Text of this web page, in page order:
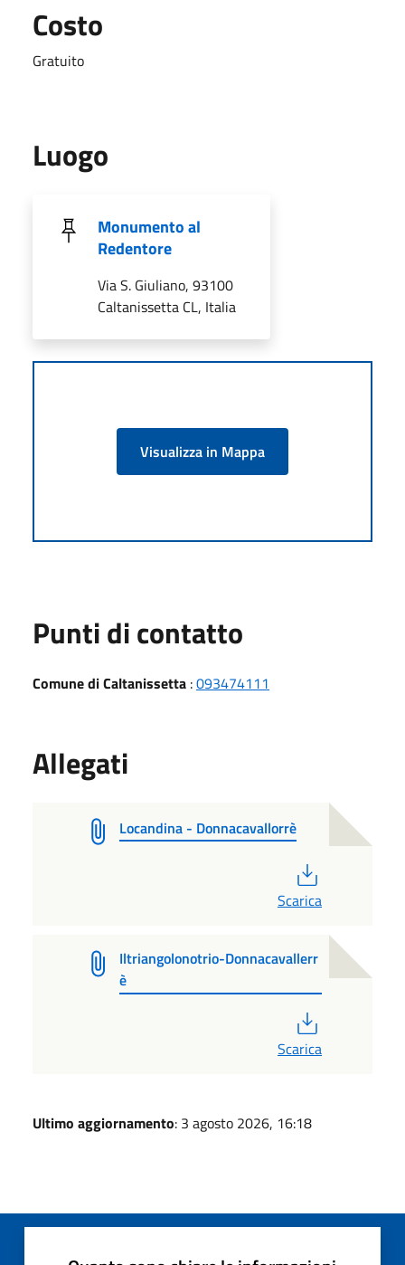
Costo
Gratuito
Luogo
Monumento al
Redentore
Via S. Giuliano, 93100
Caltanissetta CL, Italia
Visualizza in Mappa
Punti di contatto
Comune di Caltanissetta :093474111
Allegati
Locandina - Donnacavallorrè
Scarica
Iltriangolonotrio-Donnacavallerr
è
Scarica
Ultimo aggiornamento: 3 agosto 2026, 16:18